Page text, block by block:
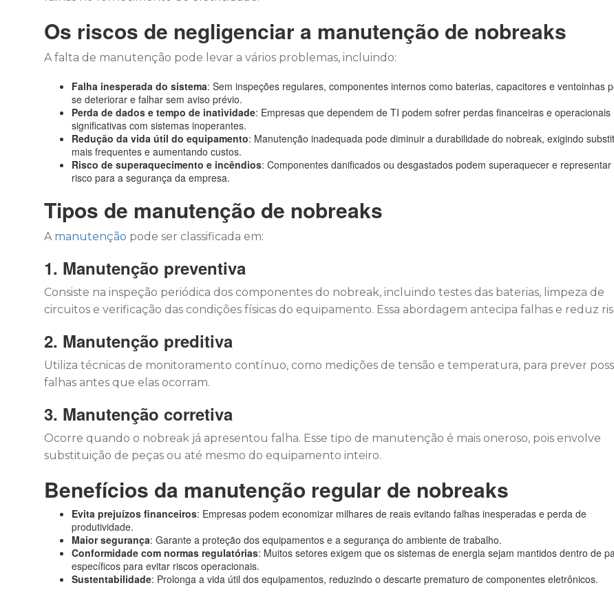
Os riscos de negligenciar a manutenção de nobreaks
A falta de manutenção pode levar a vários problemas, incluindo:
Falha inesperada do sistema: Sem inspeções regulares, componentes internos como baterias, capacitores e ventoinhas
se deteriorar e falhar sem aviso prévio.
Perda de dados e tempo de inatividade: Empresas que dependem de TI podem sofrer perdas financeiras e operacionais
significativas com sistemas inoperantes.
Redução da vida útil do equipamento: Manutenção inadequada pode diminuir a durabilidade do nobreak, exigindo
mais frequentes e aumentando custos.
Risco de superaquecimento e incêndios: Componentes danificados ou desgastados podem superaquecer e representar
risco para a segurança da empresa.
Tipos de manutenção de nobreaks
A manutenção pode ser classificada em:
1. Manutenção preventiva
Consiste na inspeção periódica dos componentes do nobreak, incluindo testes das baterias, limpeza de
circuitos e verificação das condições físicas do equipamento. Essa abordagem antecipa falhas e reduz
2. Manutenção preditiva
Utiliza técnicas de monitoramento contínuo, como medições de tensão e temperatura, para prever
falhas antes que elas ocorram.
3. Manutenção corretiva
Ocorre quando o nobreak já apresentou falha. Esse tipo de manutenção é mais oneroso, pois envolve
substituição de peças ou até mesmo do equipamento inteiro.
Benefícios da manutenção regular de nobreaks
Evita prejuízos financeiros: Empresas podem economizar milhares de reais evitando falhas inesperadas e perda de
produtividade.
Maior segurança: Garante a proteção dos equipamentos e a segurança do ambiente de trabalho.
Conformidade com normas regulatórias: Muitos setores exigem que os sistemas de energia sejam mantidos dentro de
específicos para evitar riscos operacionais.
Sustentabilidade: Prolonga a vida útil dos equipamentos, reduzindo o descarte prematuro de componentes eletrônicos.